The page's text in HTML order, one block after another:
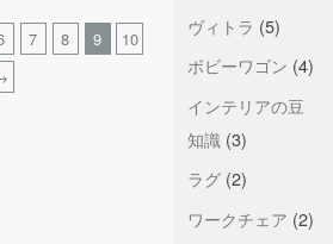
7 8 9
10
ヴィトラ (5)
ボビーワゴン (4)
インテリアの豆
知識 (3)
ラグ(2)
ワークチェア (2)